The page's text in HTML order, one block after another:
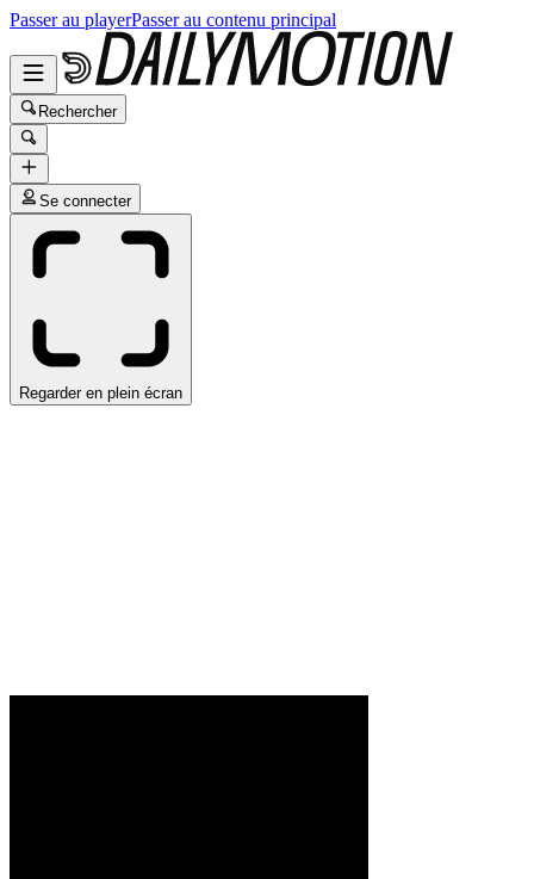
Passer au playerPasser au contenu principal
Rechercher
Se connecter
Regarder en plein écran